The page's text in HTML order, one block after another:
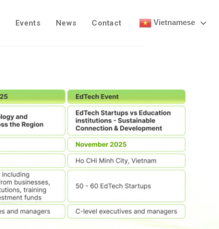
Events News Contact Vietnamese